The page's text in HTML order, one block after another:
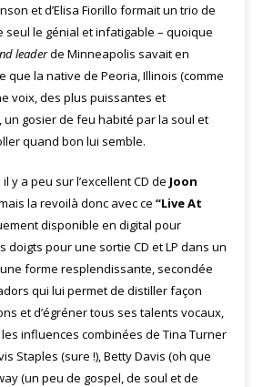
et d’Elisa Fiorillo formait un trio de
seul le génial et infatigable – quoique
leaderde Minneapolis savait en
que la native de Peoria, Illinois (comme
voix, des plus puissantes et
un gosier de feu habité par la soul et
quand bon lui semble.
y a peu sur l’excellent CD de Joon
la revoilà donc avec ce “Live At
disponible en digital pour
doigts pour une sortie CD et LP dans un
forme resplendissante, secondée
qui lui permet de distiller façon
et d’égréner tous ses talents vocaux,
influences combinées de Tina Turner
Staples (sure !), Betty Davis (oh que
(un peu de gospel, de soul et de